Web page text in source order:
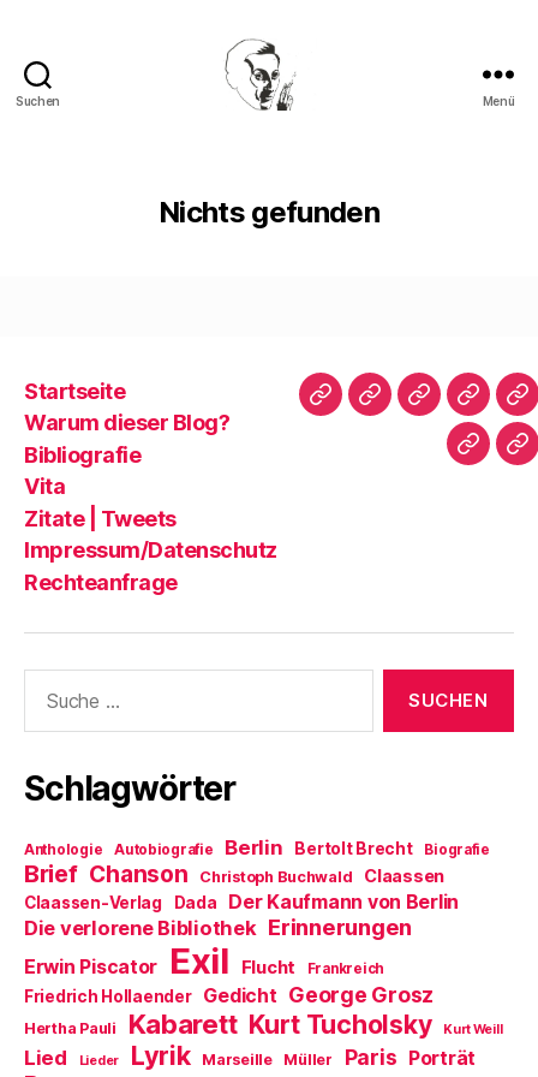
Suchen Menü
Nichts gefunden
Startseite
Warum dieser Blog?
Bibliografie
Vita
Zitate | Tweets
Impressum/Datenschutz
Rechteanfrage
Startseite
WarumBibliografie
Vita
|
nach:
Schlagwörter
Anthologie Autobiografie Berlin Bertolt Brecht Biografie
Brief Chanson Christoph Buchwald Claassen
Claassen-Verlag Dada Der Kaufmann von Berlin
Die verlorene Bibliothek Erinnerungen
Erwin Piscator Exil Flucht Frankreich
Friedrich Hollaender Gedicht George Grosz
Hertha Pauli Kabarett Kurt Tucholsky Kurt Weill
Lied Lieder Lyrik Marseille Müller Paris Porträt